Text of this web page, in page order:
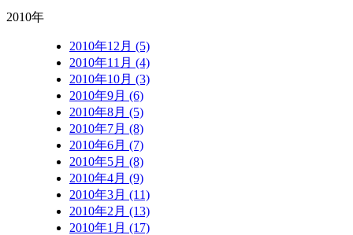
2010年
2010年12月 (5)
2010年11月 (4)
2010年10月 (3)
2010年9月 (6)
2010年8月 (5)
2010年7月 (8)
2010年6月 (7)
2010年5月 (8)
2010年4月 (9)
2010年3月 (11)
2010年2月 (13)
2010年1月 (17)